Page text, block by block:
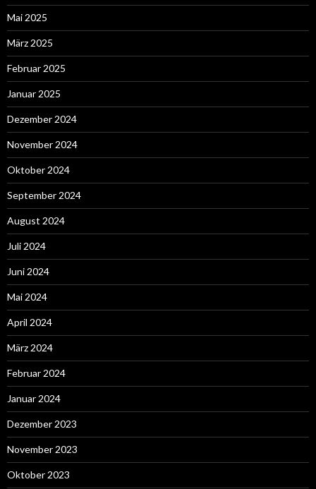
Mai 2025
März 2025
Februar 2025
Januar 2025
Dezember 2024
November 2024
Oktober 2024
September 2024
August 2024
Juli 2024
Juni 2024
Mai 2024
April 2024
März 2024
Februar 2024
Januar 2024
Dezember 2023
November 2023
Oktober 2023